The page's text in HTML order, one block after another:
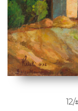
12/